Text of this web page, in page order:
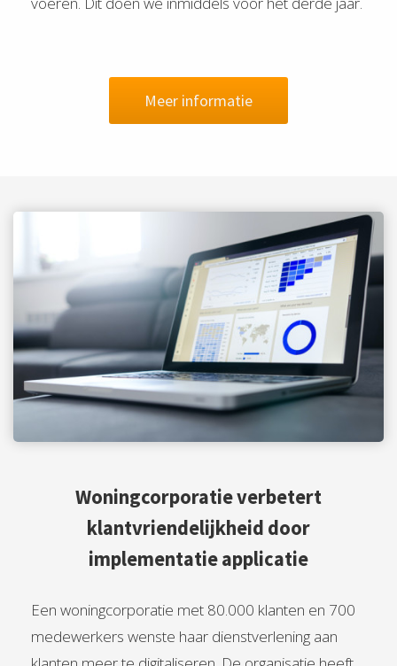
Meer informatie
Woningcorporatie verbetert
klantvriendelijkheid door
implementatie applicatie
Een woningcorporatie met 80.000 klanten en 700
medewerkers wenste haar dienstverlening aan